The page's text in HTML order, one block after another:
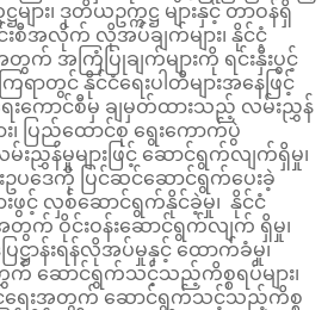
ဌများ၊ ဒုတိယဥက္ကဋ္ဌ များနှင့် တာဝန်ရှိ
းစီအလိုက် လိုအပ်ချက်များ၊ နိုင်ငံ့
တွက် အကြံပြုချက်များကို ရင်းနှီးပွင့်
ရာတွင် နိုင်ငံရေးပါတီများအနေဖြင့်
းကောင်စီမှ ချမှတ်ထားသည့် လမ်းညွှန်
း၊ ပြည်ထောင်စု ရွေးကောက်ပွဲ
းညွှန်မှုများဖြင့် ဆောင်ရွက်လျက်ရှိမှု၊
ဥပဒေကို ပြင်ဆင်ဆောင်ရွက်ပေးခဲ့
ဖွင့် လှစ်ဆောင်ရွက်နိုင်ခဲ့မှု၊ နိုင်ငံ
တွက် ဝိုင်းဝန်းဆောင်ရွက်လျက် ရှိမှု၊
ဋ္ဌာန်းရန်လိုအပ်မှုနှင့် ထောက်ခံမှု၊
ဆောင်ရွက်သင့်သည့်ကိစ္စရပ်များ၊
င်ရေးအတွက် ဆောင်ရွက်သင့်သည့်ကိစ္စ